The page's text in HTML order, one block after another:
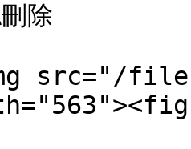
除
src="/files/